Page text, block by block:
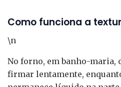
Como funciona a
\n
No forno, em banho-maria,
firmar lentamente,